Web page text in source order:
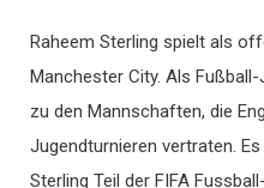
Raheem Sterling spielt als
Manchester City. Als
zu den Mannschaften, die
Jugendturnieren vertraten.
Sterling Teil der FIFA